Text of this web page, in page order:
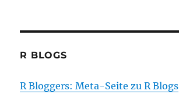
R BLOGS
R Bloggers: Meta-Seite zu R Blogs